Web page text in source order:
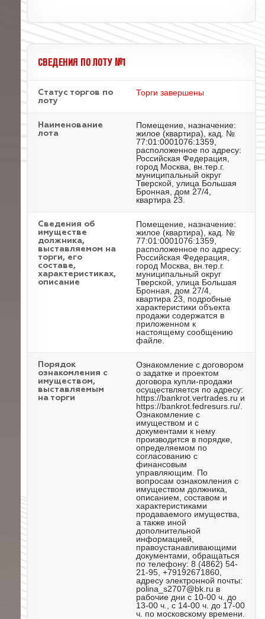
СВЕДЕНИЯ ПО ЛОТУ №1
Статус торгов по
лоту
Торги завершены
Наименование
лота
Помещение, назначение:
жилое (квартира), кад. №
77:01:0001076:1359,
расположенное по адресу:
Российская Федерация,
город Москва, вн.тер.г.
муниципальный округ
Тверской, улица Большая
Бронная, дом 27/4,
квартира 23.
Cведения об
имуществе
должника,
выставляемом на
торги, его
составе,
характеристиках,
описание
Помещение, назначение:
жилое (квартира), кад. №
77:01:0001076:1359,
расположенное по адресу:
Российская Федерация,
город Москва, вн.тер.г.
муниципальный округ
Тверской, улица Большая
Бронная, дом 27/4,
квартира 23, подробные
характеристики объекта
продажи содержатся в
приложенном к
настоящему сообщению
файле.
Порядок
ознакомления с
имуществом,
выставляемым
на торги
Ознакомление с договором
о задатке и проектом
договора купли-продажи
осуществляется по адресу:
https://bankrot.vertrades.ru и
https://bankrot.fedresurs.ru/.
Ознакомление с
имуществом и с
документами к нему
производится в порядке,
определяемом по
согласованию с
финансовым
управляющим. По
вопросам ознакомления с
имуществом должника,
описанием, составом и
характеристиками
продаваемого имущества,
а также иной
дополнительной
информацией,
правоустанавливающими
документами, обращаться
по телефону: 8 (4862) 54-
21-95, +79192671860,
адресу электронной почты:
polina_s2707@bk.ru в
рабочие дни с 10-00 ч. до
13-00 ч., с 14-00 ч. до 17-00
ч. по московскому времени.